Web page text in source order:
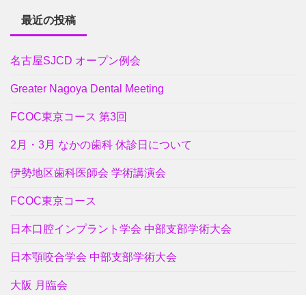
最近の投稿
名古屋SJCD オープン例会
Greater Nagoya Dental Meeting
FCOC東京コース 第3回
2月・3月 なかの歯科 休診日について
伊勢地区歯科医師会 学術講演会
FCOC東京コース
日本口腔インプラント学会 中部支部学術大会
日本顎咬合学会 中部支部学術大会
大阪 月臨会